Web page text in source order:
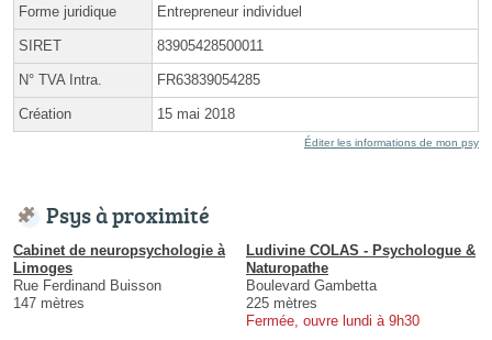
Forme juridique Entrepreneur individuel
SIRET 83905428500011
N° TVA Intra. FR63839054285
Création 15 mai 2018
Éditer les informations de mon psy
Psys à proximité
Cabinet de neuropsychologie à
Limoges
Rue Ferdinand Buisson
147 mètres
Ludivine COLAS - Psychologue &
Naturopathe
Boulevard Gambetta
225 mètres
Fermée, ouvre lundi à 9h30